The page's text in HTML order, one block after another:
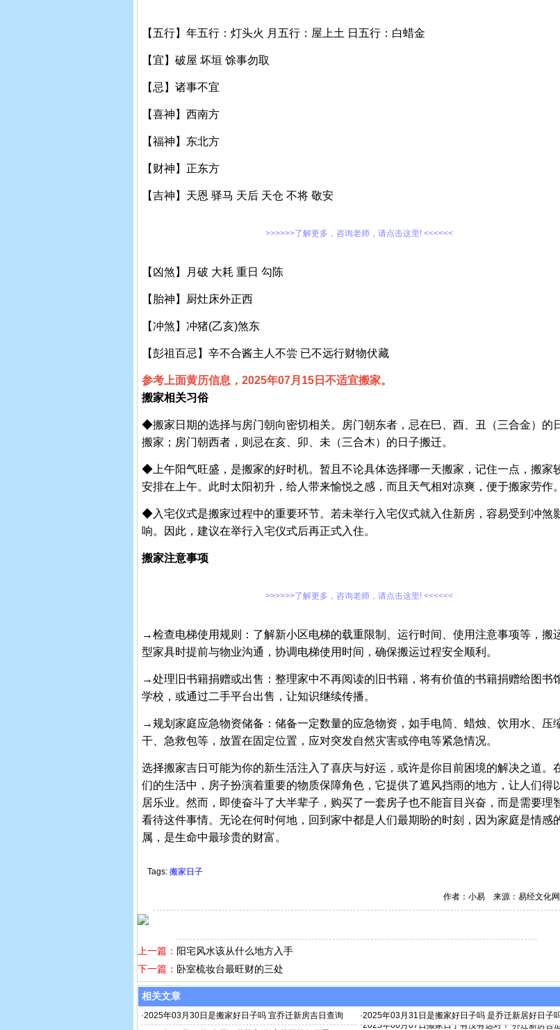
【五行】年五行：灯头火 月五行：屋上土 日五行：白蜡金
【宜】破屋 坏垣 馀事勿取
【忌】诸事不宜
【喜神】西南方
【福神】东北方
【财神】正东方
【吉神】天恩 驿马 天后 天仓 不将 敬安
>>>>>>了解更多，咨询老师，请点击这里! <<<<<<
【凶煞】月破 大耗 重日 勾陈
【胎神】厨灶床外正西
【冲煞】冲猪(乙亥)煞东
【彭祖百忌】辛不合酱主人不尝 已不远行财物伏藏
参考上面黄历信息，2025年07月15日不适宜搬家。
搬家相关习俗
◆搬家日期的选择与房门朝向密切相关。房门朝东者，忌在巳、酉、丑（三合金）的
搬家；房门朝西者，则忌在亥、卯、未（三合木）的日子搬迁。
◆上午阳气旺盛，是搬家的好时机。暂且不论具体选择哪一天搬家，记住一点，搬家
安排在上午。此时太阳初升，给人带来愉悦之感，而且天气相对凉爽，便于搬家劳作。
◆入宅仪式是搬家过程中的重要环节。若未举行入宅仪式就入住新房，容易受到冲煞
响。因此，建议在举行入宅仪式后再正式入住。
搬家注意事项
>>>>>>了解更多，咨询老师，请点击这里! <<<<<<
→检查电梯使用规则：了解新小区电梯的载重限制、运行时间、使用注意事项等，搬
型家具时提前与物业沟通，协调电梯使用时间，确保搬运过程安全顺利。
→处理旧书籍捐赠或出售：整理家中不再阅读的旧书籍，将有价值的书籍捐赠给图书
学校，或通过二手平台出售，让知识继续传播。
→规划家庭应急物资储备：储备一定数量的应急物资，如手电筒、蜡烛、饮用水、压
干、急救包等，放置在固定位置，应对突发自然灾害或停电等紧急情况。
选择搬家吉日可能为你的新生活注入了喜庆与好运，或许是你目前困境的解决之道。
们的生活中，房子扮演着重要的物质保障角色，它提供了遮风挡雨的地方，让人们得
居乐业。然而，即使奋斗了大半辈子，购买了一套房子也不能盲目兴奋，而是需要理
看待这件事情。无论在何时何地，回到家中都是人们最期盼的时刻，因为家庭是情感
属，是生命中最珍贵的财富。
Tags: 搬家日子
作者：小易 来源：易经文化网
上一篇： 阳宅风水该从什么地方入手
下一篇： 卧室梳妆台最旺财的三处
相关文章
·2025年03月30日是搬家好日子吗 宜乔迁新房吉日查询 ·2025年03月31日是搬家好日子吗 是乔迁新居好日子
2025年06月07日搬家日子有没有选对？ 乔迁新房合